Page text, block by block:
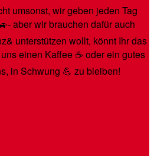
umsonst, wir geben jeden Tag
aber wir brauchen dafür auch
unterstützen wollt, könnt Ihr das
einen Kaffee ☕️ oder ein gutes
in Schwung 💪 zu bleiben!